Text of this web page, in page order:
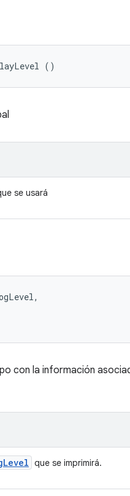
()
se usará
con la información
Level que se imprimirá.